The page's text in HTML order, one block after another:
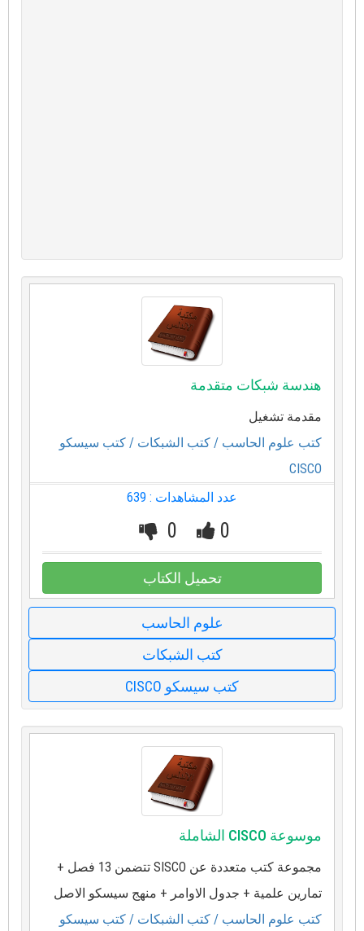
هندسة شبكات متقدمة
مقدمة تشغيل
كتب علوم الحاسب / كتب الشبكات / كتب سيسكو
CISCO
عدد المشاهدات : 639
0
0
تحميل الكتاب
علوم الحاسب
كتب الشبكات
كتب سيسكو CISCO
موسوعة CISCO الشاملة
مجموعة كتب متعددة عن SISCO تتضمن 13 فصل +
تمارين علمية + جدول الاوامر + منهج سيسكو الاصل
كتب علوم الحاسب / كتب الشبكات / كتب سيسكو